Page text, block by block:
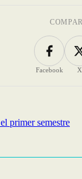
Facebook X
primer semestre